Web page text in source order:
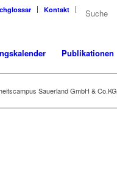
Kontakt
Publikationen
Sauerland GmbH & Co.KG